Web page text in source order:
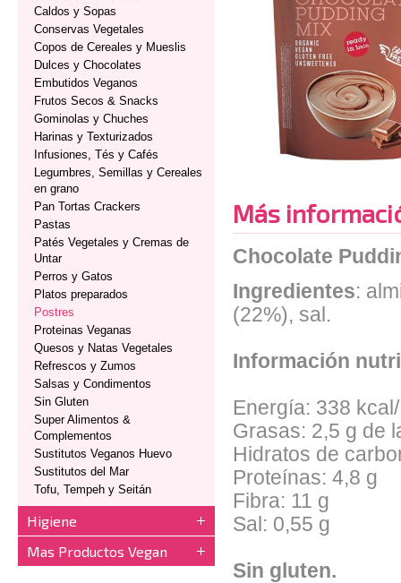
Caldos y Sopas
Conservas Vegetales
Copos de Cereales y Mueslis
Dulces y Chocolates
Embutidos Veganos
Frutos Secos & Snacks
Gominolas y Chuches
Harinas y Texturizados
Infusiones, Tés y Cafés
Legumbres, Semillas y Cereales
en grano
Pan Tortas Crackers
Pastas
Patés Vegetales y Cremas de
Untar
Perros y Gatos
Platos preparados
Postres
Proteinas Veganas
Quesos y Natas Vegetales
Refrescos y Zumos
Salsas y Condimentos
Sin Gluten
Super Alimentos &
Complementos
Sustitutos Veganos Huevo
Sustitutos del Mar
Tofu, Tempeh y Seitán
Higiene
Mas Productos Vegan
Más
Chocolate
Ingredientes:
(22%), sal.
Información
Energía: 338
Grasas: 2,5 g de
Hidratos de
Proteínas: 4,8 g
Fibra: 11 g
Sal: 0,55 g
Sin gluten.